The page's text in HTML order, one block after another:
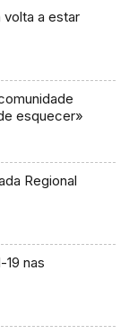
a estar
esquecer»
Regional
nas